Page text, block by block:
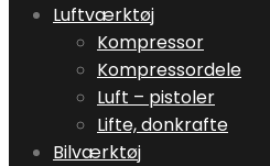
Skip
content
Luftværktøj
Kompressor
Kompressordele
Luft – pistoler
Lifte, donkrafte
Bilværktøj